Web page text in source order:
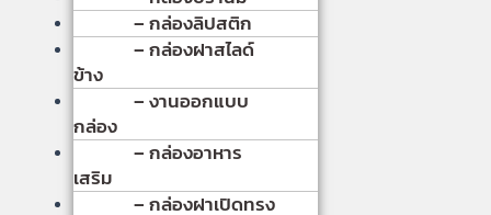
– กล่องลิปสติก
– กล่องฝาสไลด์
ข้าง
– งานออกแบบ
กล่อง
– กล่องอาหาร
เสริม
– กล่องฝาเปิดทรง